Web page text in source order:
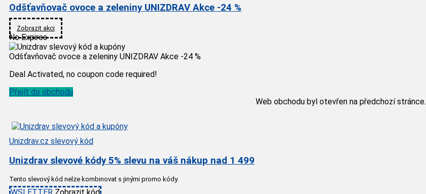
Odšťavňovač ovoce a zeleniny UNIZDRAV Akce -24 %
Zobrazit akci
No Expires
Odšťavňovač ovoce a zeleniny UNIZDRAV Akce -24 %
Deal Activated, no coupon code required!
Přejít do obchodu
Web obchodu byl otevřen na předchozí stránce.
Unizdrav.cz slevový kód
Unizdrav slevové kódy 5% slevu na váš nákup nad 1 499
Tento slevový kód nelze kombinovat s jinými promo kódy.